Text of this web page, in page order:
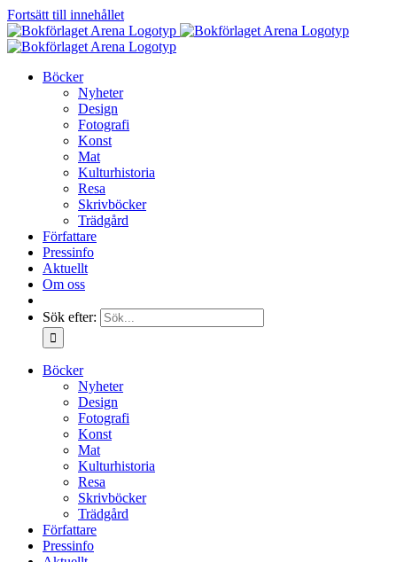
Fortsätt till innehållet
Böcker
Nyheter
Design
Fotografi
Konst
Mat
Kulturhistoria
Resa
Skrivböcker
Trädgård
Författare
Pressinfo
Aktuellt
Om oss
Sök efter:
Böcker
Nyheter
Design
Fotografi
Konst
Mat
Kulturhistoria
Resa
Skrivböcker
Trädgård
Författare
Pressinfo